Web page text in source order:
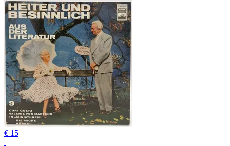
€ 15